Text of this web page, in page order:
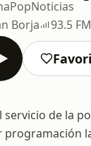
PopNoticias
Borja
93.5 FM
de la